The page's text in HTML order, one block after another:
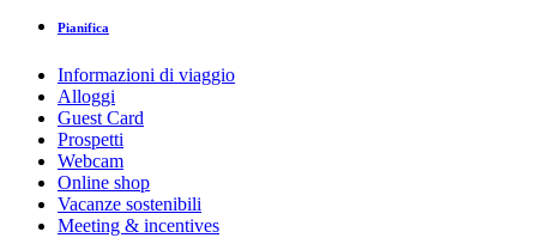
Pianifica
Informazioni di viaggio
Alloggi
Guest Card
Prospetti
Webcam
Online shop
Vacanze sostenibili
Meeting & incentives